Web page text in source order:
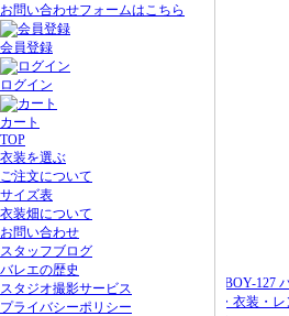
お問い合わせフォームはこちら
会員登録
ログイン
カート
TOP
衣装を選ぶ
ご注文について
サイズ表
衣装畑について
お問い合わせ
スタッフブログ
バレエの歴史
スタジオ撮影サービス
プライバシーポリシー